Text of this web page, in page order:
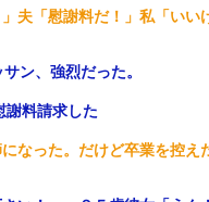
夫「慰謝料だ！」私「いい
ン、強烈だった。
謝料請求した
なった。だけど卒業を控え